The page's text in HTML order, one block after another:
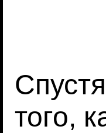
того,